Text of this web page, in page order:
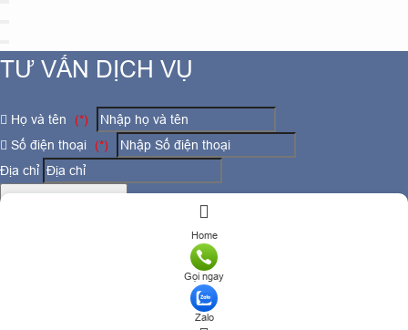
Home
Gọi ngay
Zalo
TƯ VẤN DỊCH VỤ
Họ và tên
(*)
Số điện thoại
(*)
Địa chỉ
TƯ VẤN DỊCH VỤ